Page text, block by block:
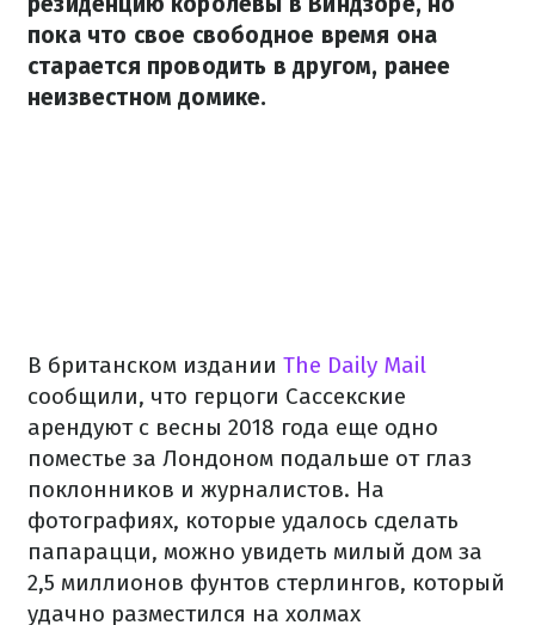
пока что свое свободное время она
старается проводить в другом, ранее
неизвестном домике.
В британском издании The Daily Mail
сообщили, что герцоги Сассекские
арендуют с весны 2018 года еще одно
поместье за Лондоном подальше от глаз
поклонников и журналистов. На
фотографиях, которые удалось сделать
папарацци, можно увидеть милый дом за
2,5 миллионов фунтов стерлингов, который
удачно разместился на холмах